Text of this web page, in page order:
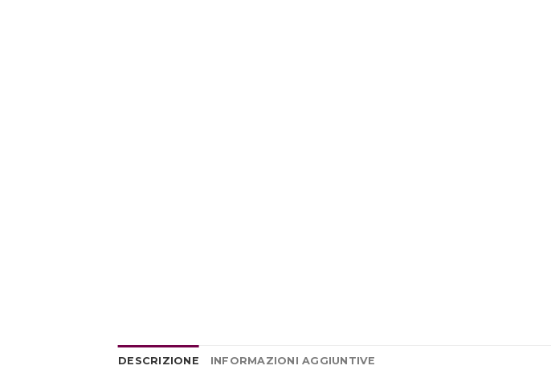
DESCRIZIONE INFORMAZIONI AGGIUNTIVE